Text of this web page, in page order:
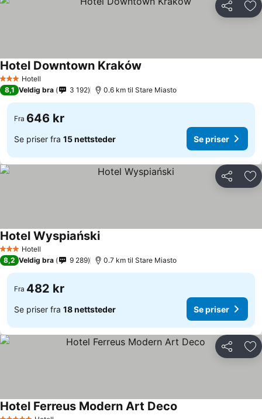
Del
3 StjernerHotell
Hotel Downtown Kraków
8,1 Veldig bra 3 192 0.6 km til Stare Miasto
Fra 646 kr
Se priser fra 15 nettsteder Se priser
Del
3 StjernerHotell
Hotel Wyspiański
8,2 Veldig bra 9 289 0.7 km til Stare Miasto
Fra 482 kr
Se priser fra 18 nettsteder Se priser
Del
Hotel Ferreus Modern Art Deco